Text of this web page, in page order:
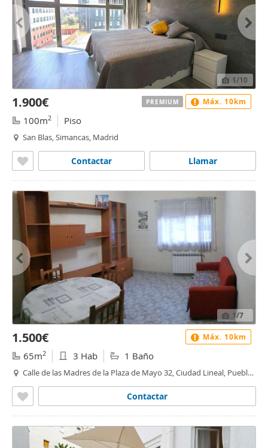
1/10
1.900€
100m2 Piso
San Blas, Simancas, Madrid
Llamar
Contactar
PREMIUM Máx. 10km
1/7
1.500€
65m2 3 Hab 1 Baño
Calle de las Madres de la Plaza de Mayo 32, Ciudad Lineal, Pueblo
Contactar
Máx. 10km